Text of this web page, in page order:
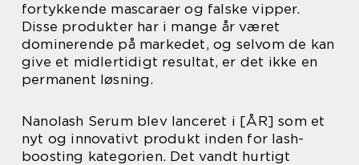
fortykkende mascaraer og falske vipper.
Disse produkter har i mange år været
dominerende på markedet, og selvom de kan
give et midlertidigt resultat, er det ikke en
permanent løsning.
Nanolash Serum blev lanceret i [ÅR] som et
nyt og innovativt produkt inden for lash-
boosting kategorien. Det vandt hurtigt